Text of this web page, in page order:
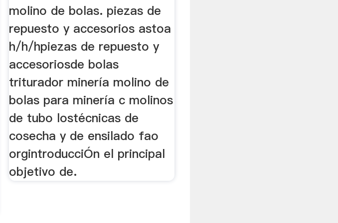
molino de bolas. piezas de
repuesto y accesorios astoa
h/h/hpiezas de repuesto y
accesoriosde bolas
triturador minería molino de
bolas para minería c molinos
de tubo lostécnicas de
cosecha y de ensilado fao
orgintroducciÓn el principal
objetivo de.